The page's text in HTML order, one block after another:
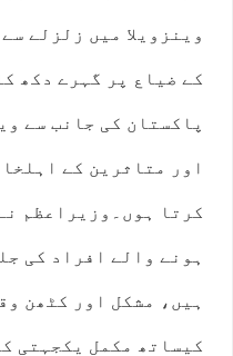
وینزویلا میں زلزلے
کے ضیاع پر گہرے دکھ
پاکستان کی جانب سے
اور متاثرین کے
کرتا ہوں۔وزیراعظم
ہونے والے افراد کی
ہیں، مشکل اور کٹھن
کیساتھ مکمل یکجہتی